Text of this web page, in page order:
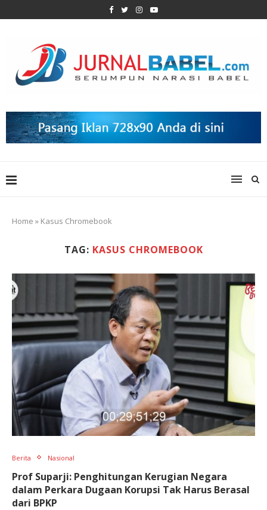
Home » Kasus Chromebook
TAG: KASUS CHROMEBOOK
Berita Nasional
Prof Suparji: Penghitungan Kerugian Negara
dalam Perkara Dugaan Korupsi Tak Harus Berasal
dari BPKP